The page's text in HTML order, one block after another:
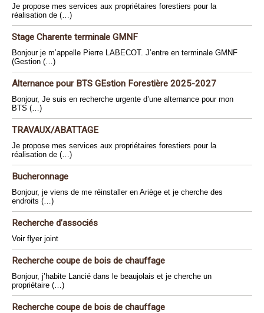
Je propose mes services aux propriétaires forestiers pour la
réalisation de (…)
Stage Charente terminale GMNF
Bonjour je m’appelle Pierre LABECOT. J’entre en terminale GMNF
(Gestion (…)
Alternance pour BTS GEstion Forestière 2025-2027
Bonjour, Je suis en recherche urgente d’une alternance pour mon
BTS (…)
TRAVAUX/ABATTAGE
Je propose mes services aux propriétaires forestiers pour la
réalisation de (…)
Bucheronnage
Bonjour, je viens de me réinstaller en Ariège et je cherche des
endroits (…)
Recherche d’associés
Voir flyer joint
Recherche coupe de bois de chauffage
Bonjour, j’habite Lancié dans le beaujolais et je cherche un
propriétaire (…)
Recherche coupe de bois de chauffage